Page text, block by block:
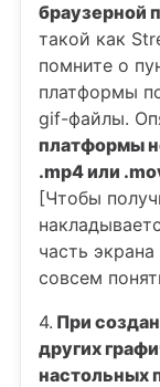
браузерной
такой как
помните о
платформы
gif-файлы.
платформы
.mp4 или
[Чтобы
часть
совсем
4. При
других
настольных